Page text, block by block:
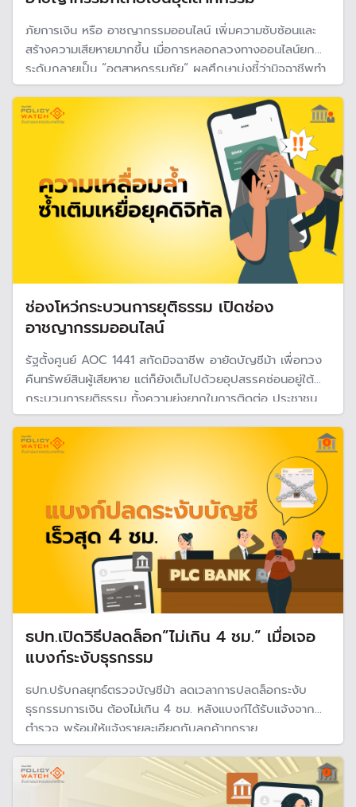
ภัยการเงิน หรือ อาชญากรรมออนไลน์ เพิ่มความซับซ้อนและ
สร้างความเสียหายมากขึ้น เมื่อการหลอกลวงทางออนไลน์ยก
ระดับกลายเป็น “อุตสาหกรรมภัย“ ผลศึกษาบ่งชี้ว่ามิจฉาชีพทำ
เป็นกระบวนการโดยแบ่งหน้าที่กันทำเหมือนห่วงโซ่การผลิตใน
ภาคอุตสาหกรรม ปราบปรามไม่ง่าย ทุกฝ่ายต้องร่วมมือกัน
รวมถึงประชาชนที่ตกเป็นเหยื่อ
ช่องโหว่กระบวนการยุติธรรม เปิดช่อง
อาชญากรรมออนไลน์
รัฐตั้งศูนย์ AOC 1441 สกัดมิจฉาชีพ อายัดบัญชีม้า เพื่อทวง
คืนทรัพย์สินผู้เสียหาย แต่ก็ยังเต็มไปด้วยอุปสรรคซ่อนอยู่ใต้
กระบวนการยุติธรรม ทั้งความยุ่งยากในการติดต่อ ประชาชน
เข้าไม่ถึงข้อมูลข่าวสาร การสูญเสียเวลาและค่าใช้จ่ายที่สูงเพื่อ
พิสูจน์ความบริสุทธ์ และขั้นตอนทางคดีมักใช้เวลานาน
ธปท.เปิดวิธีปลดล็อก”ไม่เกิน 4 ชม.” เมื่อเจอ
แบงก์ระงับธุรกรรม
ธปท.ปรับกลยุทธ์ตรวจบัญชีม้า ลดเวลาการปลดล็อกระงับ
ธุรกรรมการเงิน ต้องไม่เกิน 4 ชม. หลังแบงก์ได้รับแจ้งจาก
ตำรวจ พร้อมให้แจ้งรายละเอียดกับลูกค้าทุกราย